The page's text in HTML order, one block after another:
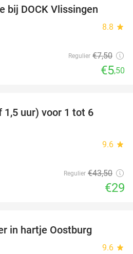
bij DOCK Vlissingen
8.8 star
Regulier €7,50
€5,50
1,5 uur) voor 1 tot 6
9.6 star
Regulier €43,50
€29
in hartje Oostburg
9.6 star